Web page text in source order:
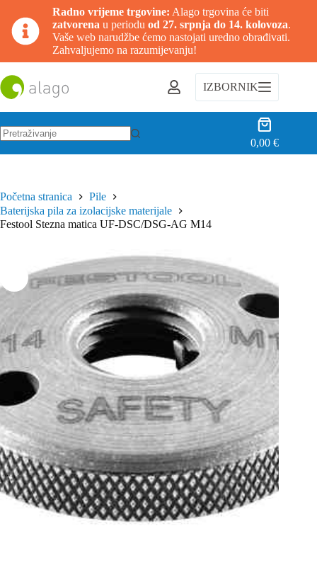
Radno vrijeme trgovine: Alago trgovina će biti
zatvorena u periodu od 27. srpnja do 14. kolovoza.
Vaše web narudžbe ćemo nastojati uredno obrađivati.
Zahvaljujemo na razumijevanju!
na
sadržaj
IZBORNIK
Košarica
0,00€
Početna stranica
Pile
Baterijska pila za izolacijske materijale
Festool Stezna matica UF-DSC/DSG-AG M14